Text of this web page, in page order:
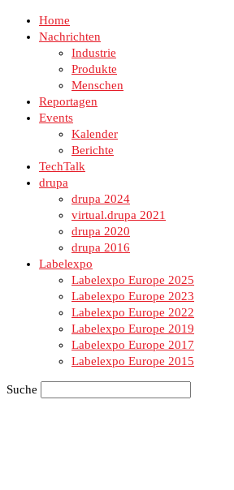
Home
Nachrichten
Industrie
Produkte
Menschen
Reportagen
Events
Kalender
Berichte
TechTalk
drupa
drupa 2024
virtual.drupa 2021
drupa 2020
drupa 2016
Labelexpo
Labelexpo Europe 2025
Labelexpo Europe 2023
Labelexpo Europe 2022
Labelexpo Europe 2019
Labelexpo Europe 2017
Labelexpo Europe 2015
Suche